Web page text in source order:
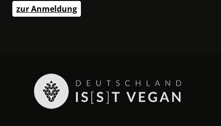
zur Anmeldung